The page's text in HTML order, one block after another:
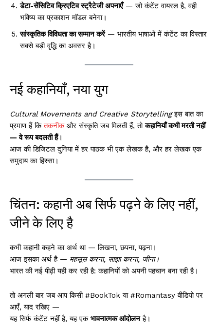
डेटा-सेंसिटिव क्रिएटिव स्ट्रैटेजी अपनाएँ— जो कंटेंट वायरल है, वही
भविष्य का प्रकाशन मॉडल बनेगा।
सांस्कृतिक विविधता का सम्मान करें— भारतीय भाषाओं में कंटेंट का विस्तार
सबसे बड़ी वृद्धि का अवसर है।
नई कहानियाँ, नया युग
Cultural Movements and Creative Storytellingइस बात का
प्रमाण हैं कितकनीकऔर संस्कृति जब मिलती हैं, तोकहानियाँ कभी मरती नहीं
— वे रूप बदलती हैं।
आज की डिजिटल दुनिया में हर पाठक भी एक लेखक है, और हर लेखक एक
समुदाय का हिस्सा।
चिंतन: कहानी अब सिर्फ पढ़ने के लिए नहीं,
जीने के लिए है
कभी कहानी कहने का अर्थ था — लिखना, छपना, पढ़ना।
आज इसका अर्थ है — महसूस करना, साझा करना, जीना।
भारत की नई पीढ़ी यही कर रही है: कहानियों को अपनी पहचान बना रही है।
तो अगली बार जब आप किसी #BookTok या #Romantasy वीडियो पर
आएँ, याद रखिए —
यह सिर्फ कंटेंट नहीं है, यह एक भावनात्मक आंदोलनहै।